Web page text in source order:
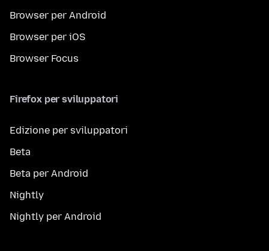
Browser per Android
Browser per iOS
Browser Focus
Firefox per sviluppatori
Edizione per sviluppatori
Beta
Beta per Android
Nightly
Nightly per Android